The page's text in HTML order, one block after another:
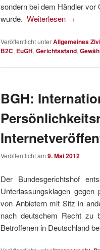
sondern bei dem Händler
wurde. Weiterlesen →
Veröffentlicht unterAllgemeines
B2C, EuGH, Gerichtsstand,
BGH:
Veröffentlicht am 9. Mai 2012
Der Bundesgerichtshof
Unterlassungsklagen gegen
von Anbietern mit Sitz in
nach deutschem Recht zu
Betroffenen in Deutschland